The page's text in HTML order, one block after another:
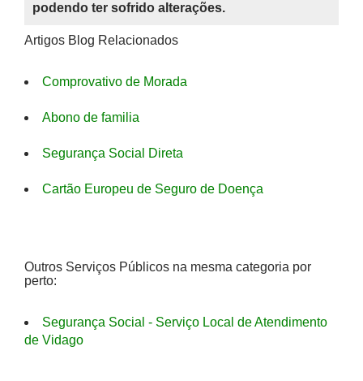
podendo ter sofrido alterações.
Artigos Blog Relacionados
Comprovativo de Morada
Abono de familia
Segurança Social Direta
Cartão Europeu de Seguro de Doença
Outros Serviços Públicos na mesma categoria por
perto:
Segurança Social - Serviço Local de Atendimento
de Vidago